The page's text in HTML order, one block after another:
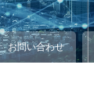
お問い合わせ